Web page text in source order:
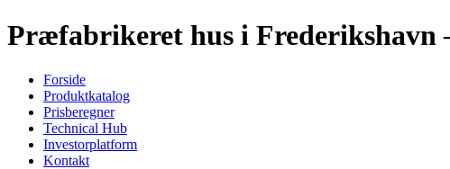
Præfabrikeret hus i
Forside
Produktkatalog
Prisberegner
Technical Hub
Investorplatform
Kontakt